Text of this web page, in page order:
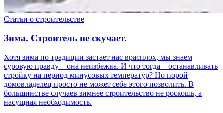
Статьи о строительстве
Зима. Строитель не скучает.
Хотя зима по традиции застает нас врасплох, мы знаем
суровую правду – она неизбежна. И что тогда – останавливать
стройку на период минусовых температур? Но порой
домовладелец просто не может себе этого позволить. В
большинстве случаев зимнее строительство не роскошь, а
насущная необходимость.